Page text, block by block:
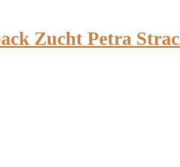
Zucht Petra